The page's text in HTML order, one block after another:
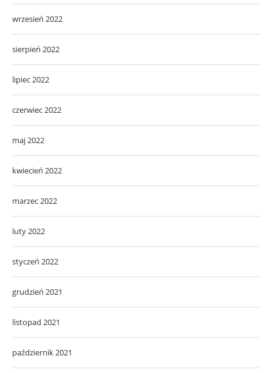
wrzesień 2022
sierpień 2022
lipiec 2022
czerwiec 2022
maj 2022
kwiecień 2022
marzec 2022
luty 2022
styczeń 2022
grudzień 2021
listopad 2021
październik 2021